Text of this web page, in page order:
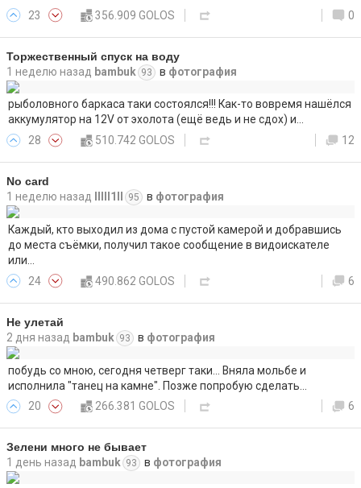
23
356.909 GOLOS 0
Торжественный спуск на воду
1 неделю назад bambuk 93 в фотография
рыболовного баркаса таки состоялся!!! Как-то вовремя нашёлся
аккумулятор на 12V от эхолота (ещё ведь и не сдох) и…
28
510.742 GOLOS 12
No card
1 неделю назад lllll1ll 95 в фотография
Каждый, кто выходил из дома с пустой камерой и добравшись
до места съёмки, получил такое сообщение в видоискателе
или…
24
490.862 GOLOS 6
Не улетай
2 дня назад bambuk 93 в фотография
побудь со мною, сегодня четверг таки... Вняла мольбе и
исполнила "танец на камне". Позже попробую сделать…
20
266.381 GOLOS 6
Зелени много не бывает
1 день назад bambuk 93 в фотография